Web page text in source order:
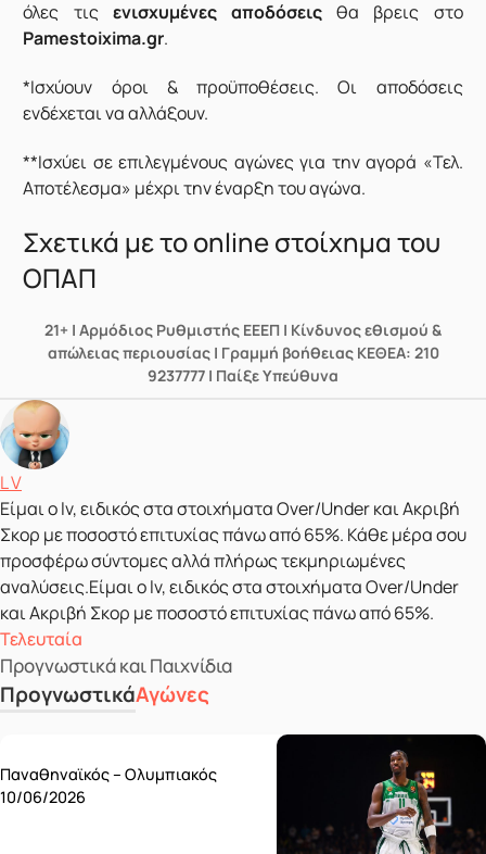
Τελευταία
Προγνωστικά και Παιχνίδια
ΠρογνωστικάΑγώνες
Παναθηναϊκός – Ολυμπιακός
10/06/2026
όλες τις ενισχυμένες αποδόσεις θα βρεις στο
Pamestoixima.gr.
*Ισχύουν όροι & προϋποθέσεις. Οι αποδόσεις
ενδέχεται να αλλάξουν.
**Ισχύει σε επιλεγμένους αγώνες για την αγορά «Τελ.
Αποτέλεσμα» μέχρι την έναρξη του αγώνα.
Σχετικά με το online στοίχημα του
ΟΠΑΠ
21+ | Αρμόδιος Ρυθμιστής ΕΕΕΠ | Κίνδυνος εθισμού &
απώλειας περιουσίας | Γραμμή βοήθειας ΚΕΘΕΑ: 210
9237777 | Παίξε Υπεύθυνα
Δημοσιεύτηκε από
L V
Είμαι ο lv, ειδικός στα στοιχήματα Over/Under και Ακριβή
Σκορ με ποσοστό επιτυχίας πάνω από 65%. Κάθε μέρα σου
προσφέρω σύντομες αλλά πλήρως τεκμηριωμένες
αναλύσεις.Είμαι ο lv, ειδικός στα στοιχήματα Over/Under
και Ακριβή Σκορ με ποσοστό επιτυχίας πάνω από 65%.